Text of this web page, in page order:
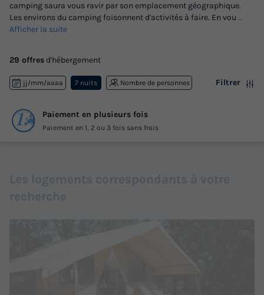
camping saura vous ravir par son emplacement géographique.
Les environs du camping foisonnent d'activités à faire. En vou ...
Afficher la suite
29 offres d'hébergement
jj/mm/aaaa 7 nuits Nombre de personnes Filtrer
Paiement en plusieurs fois
Paiement en 1, 2 ou 3 fois sans frais